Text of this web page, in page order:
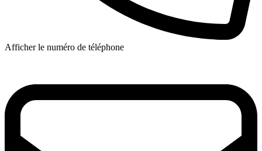
Afficher le numéro de téléphone